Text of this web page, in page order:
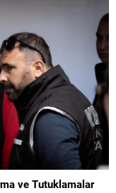
ve Tutuklamalar